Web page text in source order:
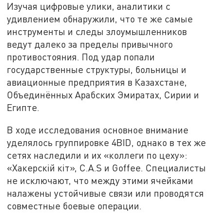
Изучая цифровые улики, аналитики с
удивлением обнаружили, что те же самые
инструменты и следы злоумышленников
ведут далеко за пределы привычного
противостояния. Под удар попали
государственные структуры, больницы и
авиационные предприятия в Казахстане,
Объединённых Арабских Эмиратах, Сирии и
Египте.
В ходе исследования основное внимание
уделялось группировке 4BID, однако в тех же
сетях наследили и их «коллеги по цеху»:
«Хакерскiй кiт», C.A.S и Goffee. Специалисты
не исключают, что между этими ячейками
налажены устойчивые связи или проводятся
совместные боевые операции.